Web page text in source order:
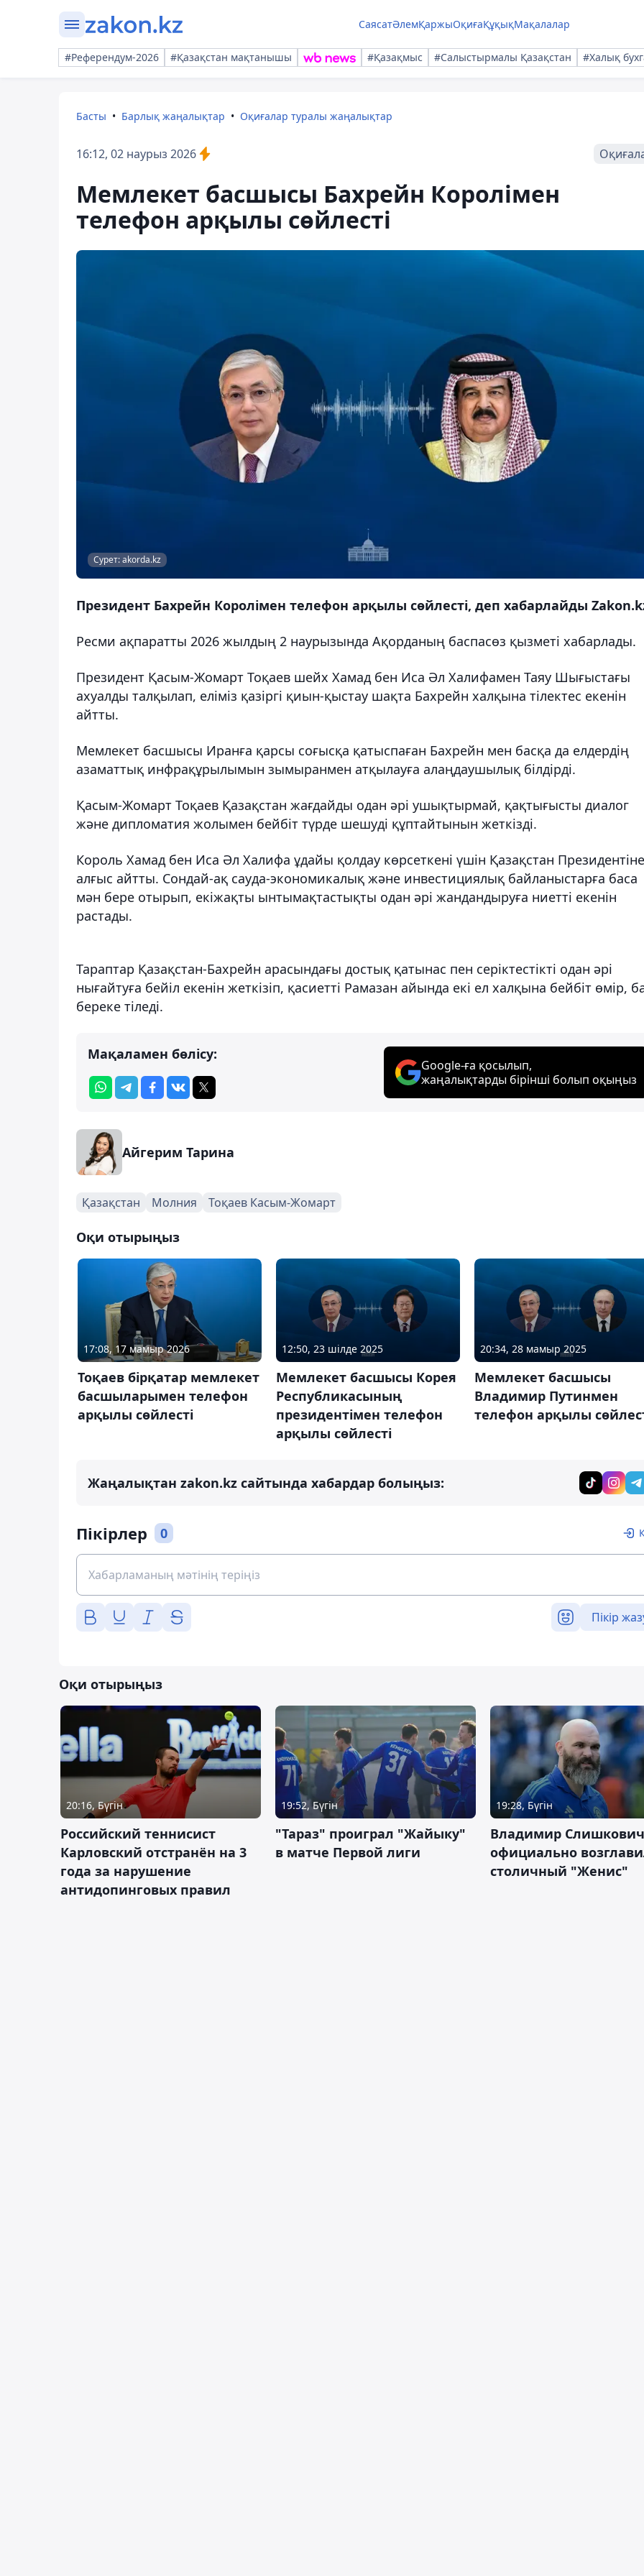
СаясатӘлемҚаржыОқиғаҚұқықМақалалар
#Референдум-2026 #Қазақстан мақтанышы #Қазақмыс #Салыстырмалы Қазақстан #Халық
Басты Барлық жаңалықтар Оқиғалар туралы жаңалықтар
16:12, 02 наурыз 2026
Мемлекет басшысы Бахрейн Королімен
телефон арқылы сөйлесті
Сурет: akorda.kz
Президент Бахрейн Королімен телефон арқылы сөйлесті, деп хабарлайды
Ресми ақпаратты 2026 жылдың 2 наурызында Ақорданың баспасөз қызметі хабарлады.
Президент Қасым-Жомарт Тоқаев шейх Хамад бен Иса Әл Халифамен Таяу Шығыстағы
ахуалды талқылап, еліміз қазіргі қиын-қыстау шақта Бахрейн халқына тілектес екенін
айтты.
Мемлекет басшысы Иранға қарсы соғысқа қатыспаған Бахрейн мен басқа да елдердің
азаматтық инфрақұрылымын зымыранмен атқылауға алаңдаушылық білдірді.
Қасым-Жомарт Тоқаев Қазақстан жағдайды одан әрі ушықтырмай, қақтығысты диалог
және дипломатия жолымен бейбіт түрде шешуді құптайтынын жеткізді.
Король Хамад бен Иса Әл Халифа ұдайы қолдау көрсеткені үшін Қазақстан Президентіне
алғыс айтты. Сондай-ақ сауда-экономикалық және инвестициялық байланыстарға баса
мән бере отырып, екіжақты ынтымақтастықты одан әрі жандандыруға ниетті екенін
растады.
Тараптар Қазақстан-Бахрейн арасындағы достық қатынас пен серіктестікті одан әрі
нығайтуға бейіл екенін жеткізіп, қасиетті Рамазан айында екі ел халқына бейбіт өмір,
береке тіледі.
Мақаламен бөлісу:
Google-ға қосылып,
жаңалықтарды бірінші болып оқыңыз
Айгерим Тарина
Қазақстан Молния Тоқаев Касым-Жомарт
Оқи отырыңыз
17:08, 17 мамыр 2026
Тоқаев бірқатар мемлекет
басшыларымен телефон
арқылы сөйлесті
12:50, 23 шілде 2025
Мемлекет басшысы Корея
Республикасының
президентімен телефон
арқылы сөйлесті
20:34, 28 мамыр 2025
Мемлекет басшысы
Владимир Путинмен
телефон арқылы
Жаңалықтан zakon.kz сайтында хабардар болыңыз:
Пікірлер 0
Пікір
Оқи отырыңыз
20:16, Бүгін
Российский теннисист
Карловский отстранён на 3
года за нарушение
антидопинговых правил
19:52, Бүгін
"Тараз" проиграл "Жайыку"
в матче Первой лиги
19:28, Бүгін
Владимир Слишкович
официально
столичный "Женис"